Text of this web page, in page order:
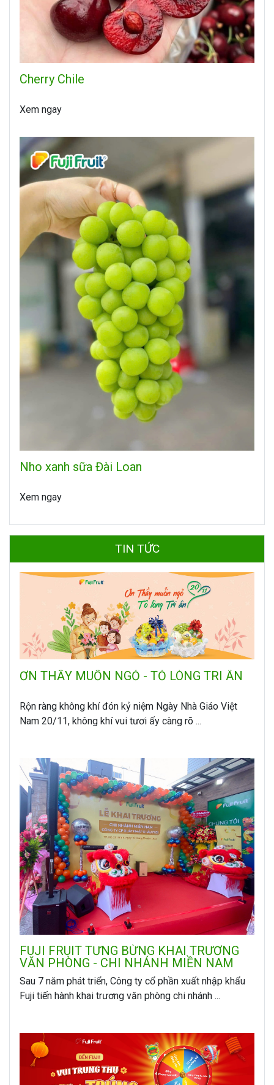
Cherry Chile
Xem ngay
Nho xanh sữa Đài Loan
Xem ngay
TIN TỨC
ƠN THẦY MUỐN NGỎ - TỎ LÒNG TRI ÂN
Rộn ràng không khí đón kỷ niệm Ngày Nhà Giáo Việt
Nam 20/11, không khí vui tươi ấy càng rõ ...
FUJI FRUIT TƯNG BỪNG KHAI TRƯƠNG
VĂN PHÒNG - CHI NHÁNH MIỀN NAM
Sau 7 năm phát triển, Công ty cổ phần xuất nhập khẩu
Fuji tiến hành khai trương văn phòng chi nhánh ...